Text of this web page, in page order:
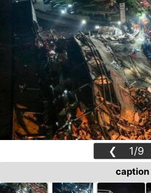
❮ 1/9
caption